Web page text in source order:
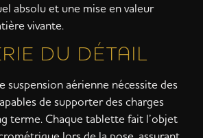
absolu et une mise en valeur
vivante.
DU DÉTAIL
suspension aérienne nécessite des
de supporter des charges
terme. Chaque tablette fait l’objet